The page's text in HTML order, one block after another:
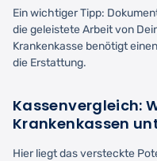
Ein wichtiger Tipp:
die geleistete Arbeit von
Krankenkasse benötigt
die Erstattung.
Kassenvergleich:
Krankenkassen
Hier liegt das versteckte